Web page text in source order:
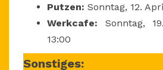
Putzen: Sonntag, 12.
Werkcafe: Sonntag,
13:00
Sonstiges: